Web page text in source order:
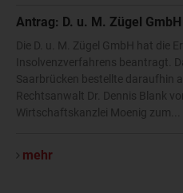
Antrag: D. u. M. Zügel GmbH
Die D. u. M. Zügel GmbH hat die
Insolvenzverfahrens beantragt.
Saarbrücken bestellte daraufhin
Rechtsanwalt Dr. Dennis Blank
Wirtschaftskanzlei Moenig zum...
mehr